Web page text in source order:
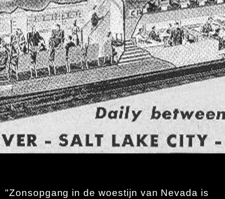
"Zonsopgang in de woestijn van Nevada is